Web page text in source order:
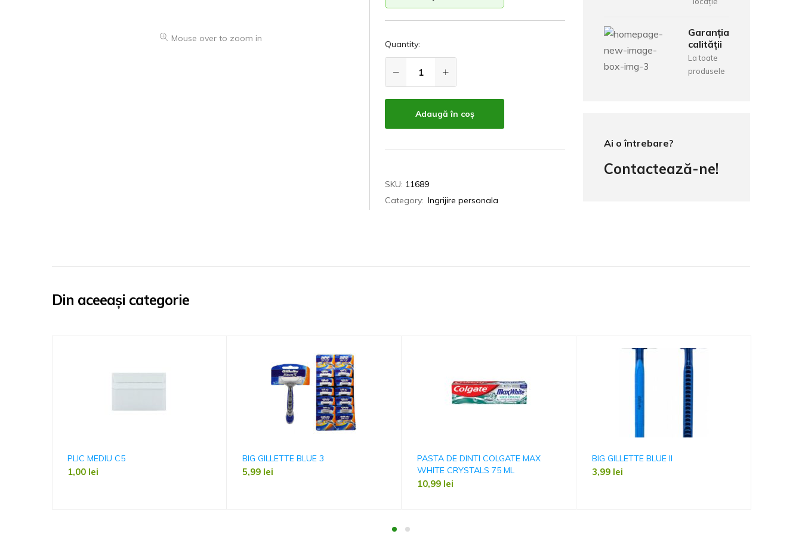
Mouse over to zoom in
Quantity:
Adaugă în coș
SKU: 11689
Category: Ingrijire personala
Garanția
calității
La toate
produsele
Ai o întrebare?
Contactează-ne!
Din aceeași categorie
PLIC MEDIU C5
1,00 lei
BIG GILLETTE BLUE 3
5,99 lei
PASTA DE DINTI COLGATE MAX
WHITE CRYSTALS 75 ML
10,99 lei
BIG GILLETTE BLUE II
3,99 lei